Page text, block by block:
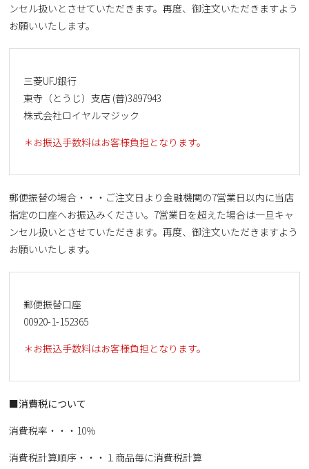
ンセル扱いとさせていただきます。再度、御注文いただきますよう
お願いいたします。
三菱UFJ銀行
東寺（とうじ）支店 (普)3897943
株式会社ロイヤルマジック
＊お振込手数料はお客様負担となります。
郵便振替の場合・・・ご注文日より金融機関の7営業日以内に当店
指定の口座へお振込みください。7営業日を超えた場合は一旦キャ
ンセル扱いとさせていただきます。再度、御注文いただきますよう
お願いいたします。
郵便振替口座
00920-1-152365
＊お振込手数料はお客様負担となります。
■消費税について
消費税率・・・10％
消費税計算順序・・・１商品毎に消費税計算